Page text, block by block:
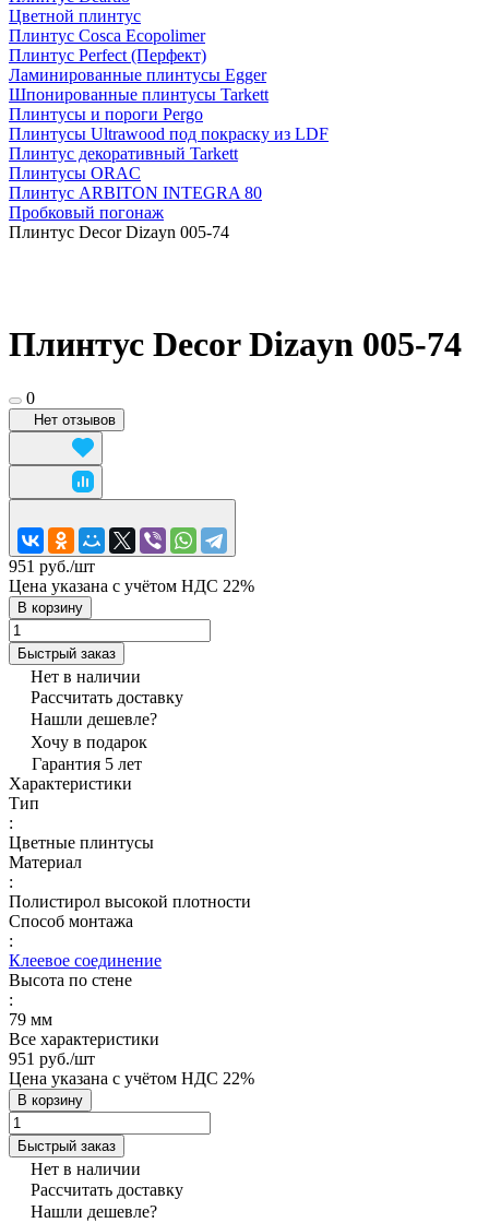
Цветной плинтус
Плинтус Cosca Ecopolimer
Плинтус Perfect (Перфект)
Ламинированные плинтусы Egger
Шпонированные плинтусы Tarkett
Плинтусы и пороги Pergo
Плинтусы Ultrawood под покраску из LDF
Плинтус декоративный Tarkett
Плинтусы ORAC
Плинтус ARBITON INTEGRA 80
Пробковый погонаж
Плинтус Decor Dizayn 005-74
Плинтус Decor Dizayn 005-74
0
Нет отзывов
951 руб./шт
Цена указана с учётом НДС 22%
В корзину
Быстрый заказ
Нет в наличии
Рассчитать доставку
Нашли дешевле?
Хочу в подарок
Гарантия 5 лет
Характеристики
Тип
:
Цветные плинтусы
Материал
:
Полистирол высокой плотности
Способ монтажа
:
Клеевое соединение
Высота по стене
:
79 мм
Все характеристики
951 руб./шт
Цена указана с учётом НДС 22%
В корзину
Быстрый заказ
Нет в наличии
Рассчитать доставку
Нашли дешевле?